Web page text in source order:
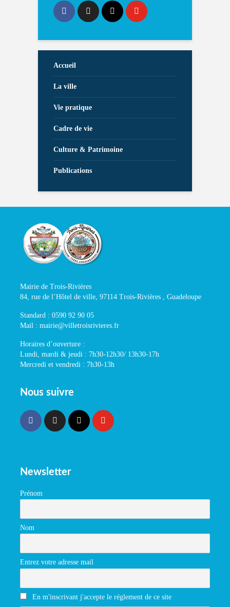
Accueil
La ville
Vie pratique
Cadre de vie
Culture & Patrimoine
Publications
Mairie de Trois-Rivières
84, rue de l’Hôtel de ville, 97114 Trois-Rivières , Guadeloupe
Standard : 0590 92 90 05
Mail : mairie@villetroisrivieres.fr
Horaires d’ouverture :
Lundi, mardi & jeudi : 7h30-12h30/ 13h30-17h
Mercredi et vendredi : 7h30-13h
Nous suivre
Newsletter
Prénom
Nom
Entrez votre adresse mail
En m'inscrivant j'accepte le réglement de ce site